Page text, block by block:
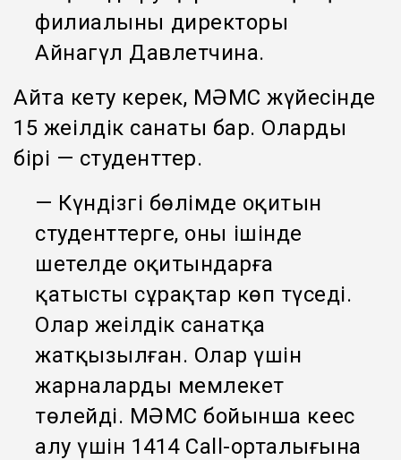
филиалының директоры
Айнагүл Давлетчина.
Айта кету керек, МӘМС жүйесінде
15 жеңілдік санаты бар. Олардың
бірі — студенттер.
— Күндізгі бөлімде оқитын
студенттерге, оның ішінде
шетелде оқитындарға
қатысты сұрақтар көп түседі.
Олар жеңілдік санатқа
жатқызылған. Олар үшін
жарналарды мемлекет
төлейді. МӘМС бойынша кеңес
алу үшін 1414 Call-орталығына